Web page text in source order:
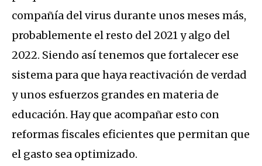
compañía del virus durante unos meses más,
probablemente el resto del 2021 y algo del
2022. Siendo así tenemos que fortalecer ese
sistema para que haya reactivación de verdad
y unos esfuerzos grandes en materia de
educación. Hay que acompañar esto con
reformas fiscales eficientes que permitan que
el gasto sea optimizado.